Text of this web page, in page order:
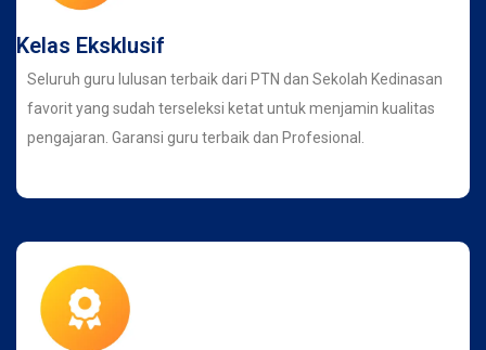
Kelas Eksklusif
Seluruh guru lulusan terbaik dari PTN dan Sekolah Kedinasan
favorit yang sudah terseleksi ketat untuk menjamin kualitas
pengajaran. Garansi guru terbaik dan Profesional.